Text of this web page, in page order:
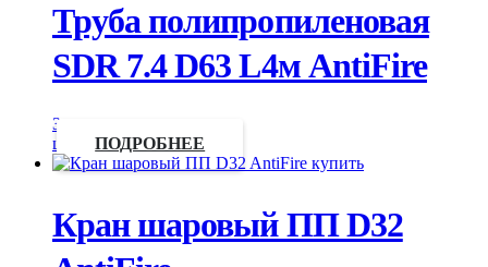
Труба полипропиленовая
SDR 7.4 D63 L4м AntiFire
Запросить
цену
ПОДРОБНЕЕ
Кран шаровый ПП D32